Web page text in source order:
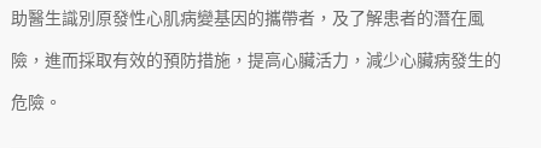
助醫生識別原發性心肌病變基因的攜帶者，及了解患者的潛在風
險，進而採取有效的預防措施，提高心臟活力，減少心臟病發生的
危險。